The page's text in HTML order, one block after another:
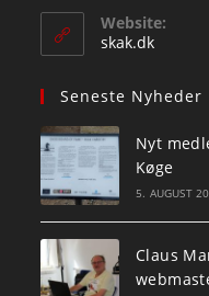
Website:
skak.dk
Seneste Nyheder
Nyt
Køge
5. AUGUST
Claus